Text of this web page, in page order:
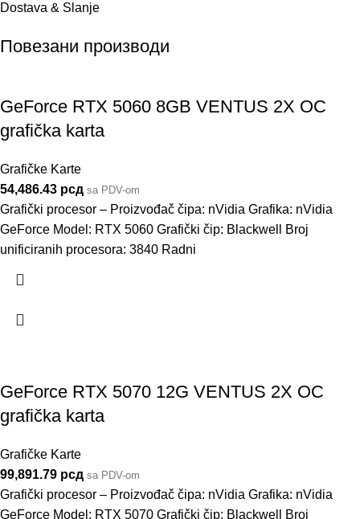
Dostava & Slanje
Повезани производи
GeForce RTX 5060 8GB VENTUS 2X OC
grafička karta
Grafičke Karte
54,486.43 рсд sa PDV-om
Grafički procesor – Proizvođač čipa: nVidia Grafika: nVidia
GeForce Model: RTX 5060 Grafički čip: Blackwell Broj
unificiranih procesora: 3840 Radni
GeForce RTX 5070 12G VENTUS 2X OC
grafička karta
Grafičke Karte
99,891.79 рсд sa PDV-om
Grafički procesor – Proizvođač čipa: nVidia Grafika: nVidia
GeForce Model: RTX 5070 Grafički čip: Blackwell Broj